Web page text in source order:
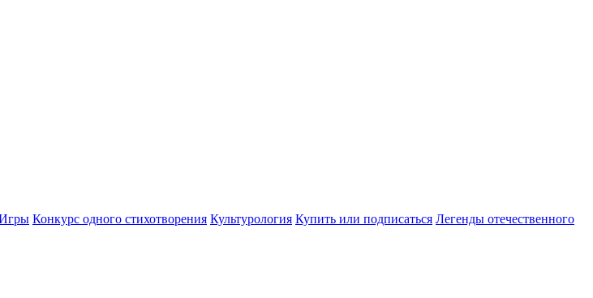
Конкурс одного стихотворения Культурология Купить или подписаться Легенды отечественного